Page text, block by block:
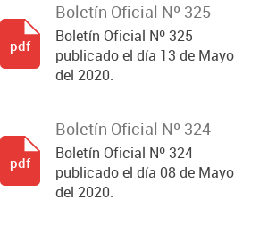
Boletín Oficial Nº 325
Boletín Oficial Nº 325
publicado el día 13 de Mayo
del 2020.
pdf
Boletín Oficial Nº 324
Boletín Oficial Nº 324
publicado el día 08 de Mayo
del 2020.
pdf